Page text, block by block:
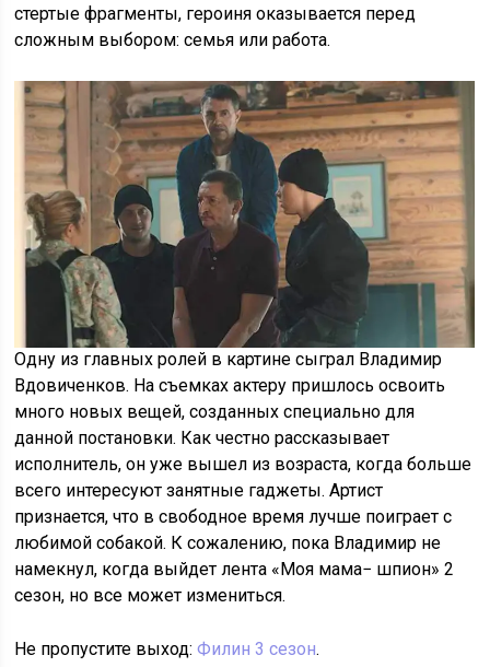
стертые фрагменты, героиня оказывается перед
сложным выбором: семья или работа.
Одну из главных ролей в картине сыграл Владимир
Вдовиченков. На съемках актеру пришлось освоить
много новых вещей, созданных специально для
данной постановки. Как честно рассказывает
исполнитель, он уже вышел из возраста, когда больше
всего интересуют занятные гаджеты. Артист
признается, что в свободное время лучше поиграет с
любимой собакой. К сожалению, пока Владимир не
намекнул, когда выйдет лента «Моя мама− шпион» 2
сезон, но все может измениться.
Не пропустите выход:Филин 3 сезон.